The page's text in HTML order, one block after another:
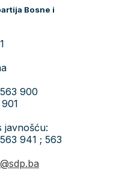
Bosne i
900
javnošću:
941 ; 563